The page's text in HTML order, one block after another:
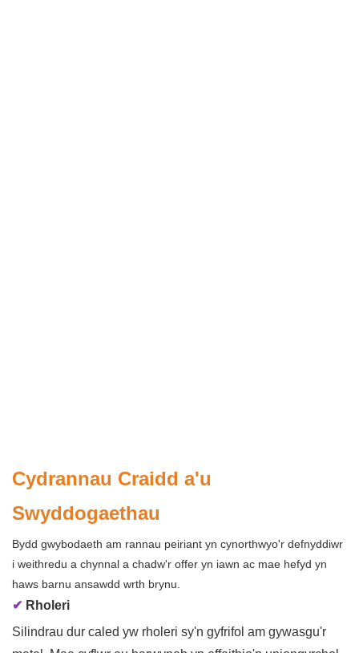
Cydrannau Craidd a'u
Swyddogaethau
Bydd gwybodaeth am rannau peiriant yn cynorthwyo'r defnyddiwr
i weithredu a chynnal a chadw'r offer yn iawn ac mae hefyd yn
haws barnu ansawdd wrth brynu.
✔ Rholeri
Silindrau dur caled yw rholeri sy'n gyfrifol am gywasgu'r